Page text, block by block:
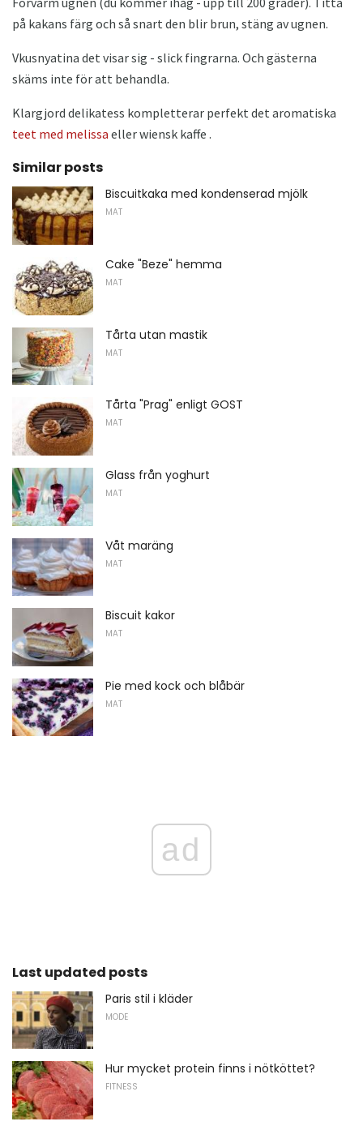
på kakans färg och så snart den blir brun, stäng av ugnen.
Vkusnyatina det visar sig - slick fingrarna. Och gästerna
skäms inte för att behandla.
Klargjord delikatess kompletterar perfekt det aromatiska
teet med melissa eller wiensk kaffe .
Similar posts
Biscuitkaka med kondenserad mjölk
MAT
Cake "Beze" hemma
MAT
Tårta utan mastik
MAT
Tårta "Prag" enligt GOST
MAT
Glass från yoghurt
MAT
Våt maräng
MAT
Biscuit kakor
MAT
Pie med kock och blåbär
MAT
ad
Last updated posts
Paris stil i kläder
MODE
Hur mycket protein finns i nötköttet?
FITNESS